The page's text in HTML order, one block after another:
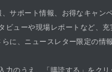
サポート情報、お得なキャン
ビューや現場レポートなど、
らに、ニュースレター限定の情
力のうえ、「購読する」をク